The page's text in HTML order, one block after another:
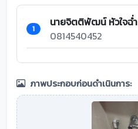
1 นายจิตติพัฒน์ หัวใจฉ่ำ
0814540452
ภาพประกอบก่อนดำเนินการ: